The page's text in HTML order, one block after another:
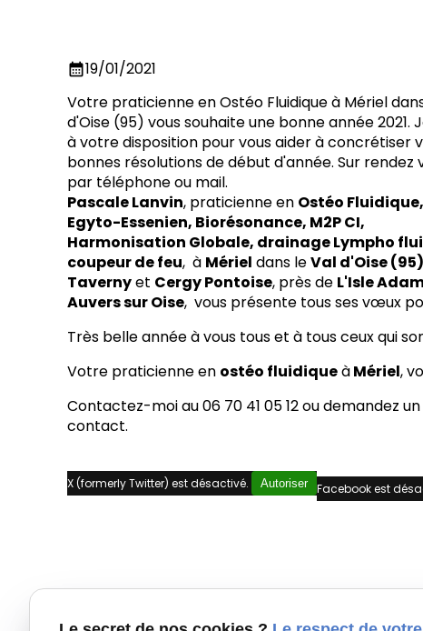
calendar_month19/01/2021
Votre praticienne en Ostéo Fluidique à Mériel
d'Oise (95) vous souhaite une bonne année 2021.
à votre disposition pour vous aider à concrétiser
bonnes résolutions de début d'année. Sur rendez
par téléphone ou mail.
Pascale Lanvin, praticienne en Ostéo
Egyto-Essenien, Biorésonance, M2P CI,
Harmonisation Globale, drainage Lympho
coupeur de feu, à Mériel dans leVal d'Oise
Tavernyet Cergy Pontoise, près de L'Isle
Auvers sur Oise, vous présente tous ses vœux
Très belle année à vous tous et à tous ceux qui
Votre praticienne en ostéo fluidiqueàMériel,
Contactez-moi au 06 70 41 05 12 ou demandez
contact.
X (formerly Twitter) est désactivé. Autoriser Facebook est